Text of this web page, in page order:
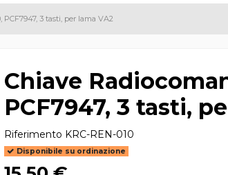
3 tasti, per lama VA2
Chiave
PCF7947, 3 tasti,
Riferimento KRC-REN-010
Disponibile su ordinazione